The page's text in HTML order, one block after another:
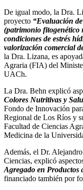
De igual modo, la Dra.
proyecto “Evaluación
(patrimonio fitogenético
condiciones de estrés
valorización comercial
la Dra. Lizana, es
Agraria (FIA) del
UACh.
La Dra. Behn explicó
Colores Nutritivas y
Fondo de Innovación
Regional de Los Ríos y
Facultad de Ciencias
Medicina de la
Además, el Dr.
Ciencias, explicó
Agregado en Productos
financiado también por